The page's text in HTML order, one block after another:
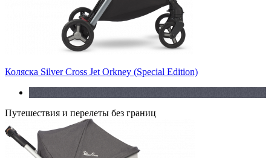
Коляска Silver Cross Jet Orkney (Special Edition)
Путешествия и перелеты без границ